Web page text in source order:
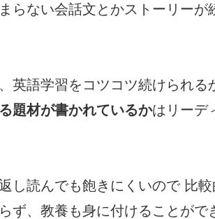
らない会話文とかストーリーが
英語学習をコツコツ続けられる
題材が書かれているかはリーデ
し読んでも飽きにくいので 比
ず、教養も身に付けることがで